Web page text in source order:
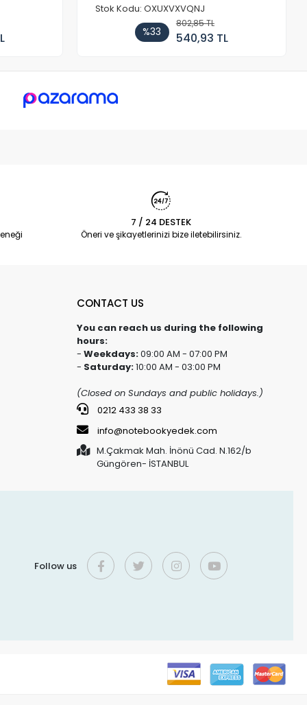
Stok Kodu: OXUXVXVQNJ
%33
802,85 TL
540,93 TL
7 / 24 DESTEK
Öneri ve şikayetlerinizi bize iletebilirsiniz.
CONTACT US
You can reach us during the following
hours:
- Weekdays:09:00 AM - 07:00 PM
- Saturday:10:00 AM - 03:00 PM
(Closed on Sundays and public holidays.)
0212 433 38 33
info@notebookyedek.com
M.Çakmak Mah. İnönü Cad. N.162/b
Güngören- İSTANBUL
Follow us